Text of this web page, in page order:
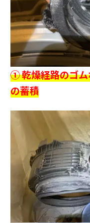
① 乾燥経路のゴム
の蓄積